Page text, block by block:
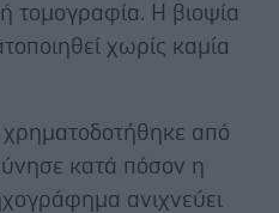
τομογραφία. Η βιοψία
χωρίς καμία
από
κατά πόσον η
ανιχνεύει